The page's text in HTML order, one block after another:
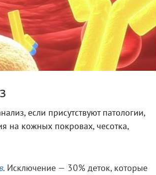
если присутствуют патологии,
на кожных покровах, чесотка,
. Исключение — 30% деток, которые